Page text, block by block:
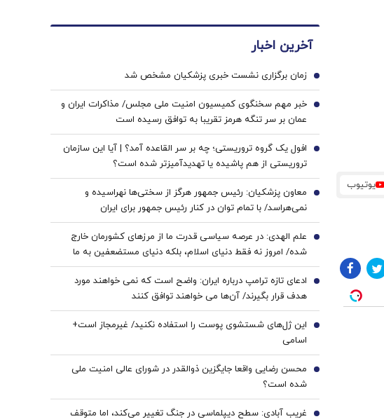
یوتیوب
آخرین اخبار
زمان برگزاری نشست خبری پزشکیان مشخص شد 1
خبر مهم سخنگوی کمیسیون امنیت ملی مجلس/ مذاکرات ایران و
عمان بر سر تنگه هرمز تقریبا به توافق رسیده است
2
افول یک گروه تروریستی؛ چه بر سر القاعده آمد؟ | آیا این سازمان
تروریستی از هم پاشیده یا تهدیدآمیزتر شده است؟
3
معاون پزشکیان: رئیس جمهور هرگز از سختی‌ها نهراسیده و
نمی‌هراسد/ با تمام توان در کنار رئیس جمهور برای ایران
ایستاده‌ایم
4
علم ‌الهدی: در عرصه سیاسی قدرت ما از مرزهای کشورمان خارج
شده/ امروز نه فقط دنیای اسلام، بلکه دنیای مستضعفین به ما
وابسته است/ خدا نصرت قطعی ما را می‌خواهد و شکست دشمن را
رقم می‌زند
5
ادعای تازه ترامپ درباره ایران: واضح است که نمی خواهند مورد
هدف قرار بگیرند/ آن‌ها می خواهند توافق کنند
6
این ژل‌های شستشوی پوست را استفاده نکنید/ غیرمجاز است+
اسامی
7
محسن رضایی واقعا جایگزین ذوالقدر در شورای عالی امنیت ملی
شده است؟
8
غریب آبادی: سطح دیپلماسی در جنگ تغییر می‌کند، اما متوقف